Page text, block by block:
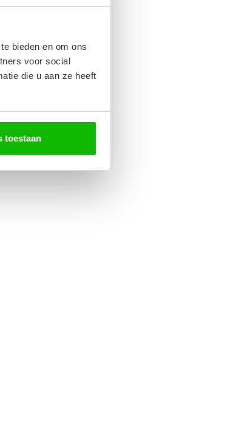
bieden en om ons
voor social
die u aan ze heeft
toestaan